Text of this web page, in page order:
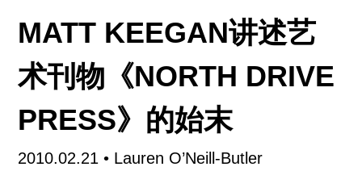
家聊的都是无关紧要的玩笑话，但当Patronato de
Arte Contemporáneo(PAC)的联合创始人Patricia
Sloane 向艺术史学家Lane Relyea以及会议联合组
织者Jennifer Sorkin解释完当地顾问如何提出把“女
权主义”一词从研讨会题目里拿掉，以免将那些对这
个词不抱好感的观众拒之门外以后，轻松的气氛立
刻急转直下，变得严肃起来。
MATT KEEGAN讲述艺
术刊物《NORTH DRIVE
PRESS》的始末
2010.02.21• Lauren O’Neill-Butler